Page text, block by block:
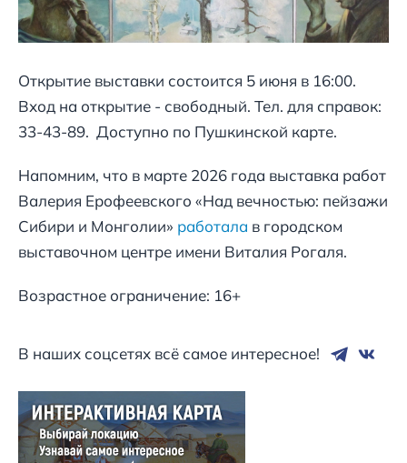
Открытие выставки состоится 5 июня в 16:00.
Вход на открытие - свободный. Тел. для справок:
33-43-89. Доступно по Пушкинской карте.
Напомним, что в марте 2026 года выставка работ
Валерия Ерофеевского «Над вечностью: пейзажи
Сибири и Монголии» работала в городском
выставочном центре имени Виталия Рогаля.
Возрастное ограничение: 16+
В наших соцсетях всё самое интересное!